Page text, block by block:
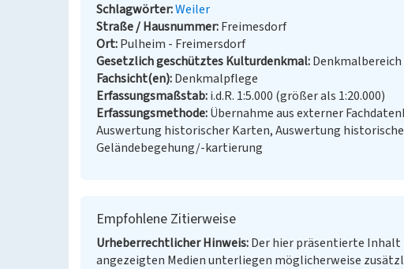
Schlagwörter Weiler
Straße / Hausnummer Freimesdorf
Ort Pulheim - Freimersdorf
Gesetzlich geschütztes Kulturdenkmal Denkmalbereich
Fachsicht(en) Denkmalpflege
Erfassungsmaßstab i.d.R. 1:5.000 (größer als 1:20.000)
Erfassungsmethode Übernahme aus externer
Auswertung historischer Karten, Auswertung
Geländebegehung/-kartierung
Empfohlene Zitierweise
Urheberrechtlicher Hinweis Der hier präsentierte
angezeigten Medien unterliegen möglicherweise